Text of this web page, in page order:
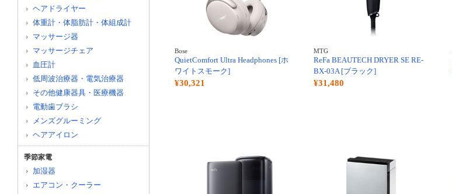
Bose
QuietComfort Ultra Headphones [ホ
ワイトスモーク]
¥30,321
MTG
ReFa BEAUTECH DRYER SE RE-
BX-03A [ブラック]
¥31,480
ヘアドライヤー
体重計・体脂肪計・体組成計
マッサージ器
マッサージチェア
血圧計
低周波治療器・電気治療器
その他健康器具・医療機器
電動歯ブラシ
メンズグルーミング
ヘアアイロン
季節家電
加湿器
エアコン・クーラー